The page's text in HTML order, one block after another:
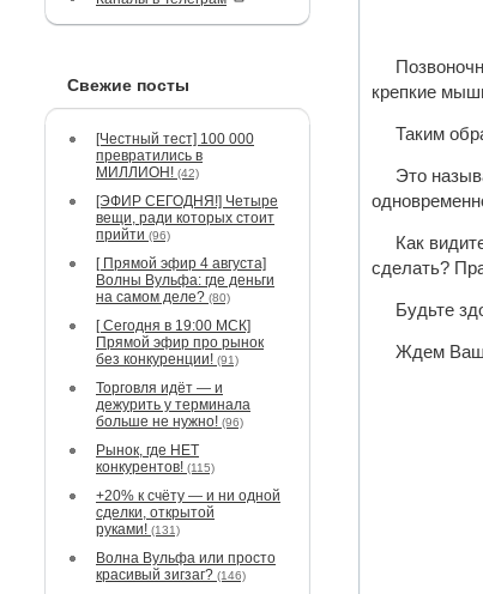
Свежие посты
[Честный тест] 100 000
превратились в
МИЛЛИОН! (42)
[ЭФИР СЕГОДНЯ!] Четыре
вещи, ради которых стоит
прийти (96)
[ Прямой эфир 4 августа]
Волны Вульфа: где деньги
на самом деле? (80)
[ Сегодня в 19:00 МСК]
Прямой эфир про рынок
без конкуренции! (91)
Торговля идёт — и
дежурить у терминала
больше не нужно! (96)
Рынок, где НЕТ
конкурентов! (115)
+20% к счёту — и ни одной
сделки, открытой
руками! (131)
Волна Вульфа или просто
красивый зигзаг? (146)
крепкие
Таким
Это
Как
сделать?
Будьте
Ждем